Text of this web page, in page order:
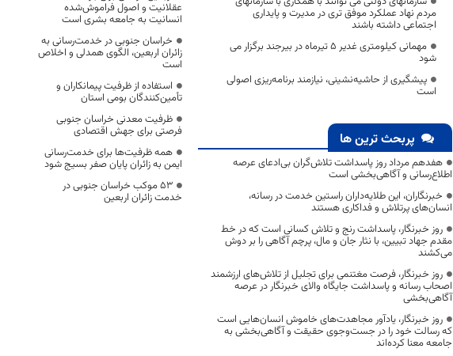
مردم نهاد عملکرد موفق تری در مدیرت و پایداری
اجتماعی داشته باشند
مهمانی کیلومتری غدیر 5 تیرماه در بیرجند برگزار می
شود
پیشگیری از حاشیه‌نشینی، نیازمند برنامه‌ریزی اصولی
است
پربحث ترین ها
هفدهم مرداد روز پاسداشت تلاش‌گران بی‌ادعای عرصه
اطلاع‌رسانی و آگاهی‌بخشی است
خبرنگاران، این طلایه‌داران راستین خدمت در رسانه،
انسان‌های پرتلاش و فداکاری هستند
روز خبرنگار، پاسداشت رنج و تلاش کسانی است که در خط
مقدم جهاد تبیین، با نثار جان و مال، پرچم آگاهی را بر دوش
می‌کشند
روز خبرنگار، فرصت مغتنمی برای تجلیل از تلاش‌های ارزشمند
اصحاب رسانه و پاسداشت جایگاه والای خبرنگار در عرصه
آگاهی‌بخشی
روز خبرنگار، یادآور مجاهدت‌های خاموش انسان‌هایی است
که رسالت خود را در جست‌وجوی حقیقت و آگاهی‌بخشی به
جامعه معنا کرده‌اند
عقلانیت و اصول فراموش‌شده
انسانیت به جامعه بشری است
خراسان جنوبی در خدمت‌رسانی به
زائران اربعین، الگوی همدلی و اخلاص
است
استفاده از ظرفیت پیمانکاران و
تأمین‌کنندگان بومی استان
ظرفیت معدنی خراسان جنوبی
فرصتی برای جهش اقتصادی
همه ظرفیت‌ها برای خدمت‌رسانی
ایمن به زائران پایان صفر بسیج شود
53 موکب خراسان جنوبی در
خدمت زائران اربعین